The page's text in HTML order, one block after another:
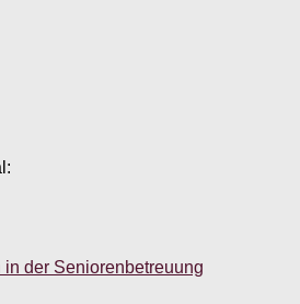
der Seniorenbetreuung